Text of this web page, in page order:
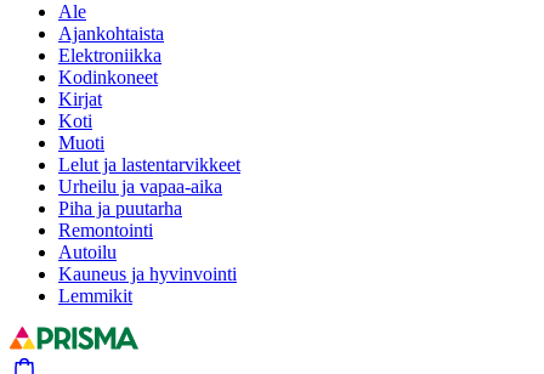
Ale
Ajankohtaista
Elektroniikka
Kodinkoneet
Kirjat
Koti
Muoti
Lelut ja lastentarvikkeet
Urheilu ja vapaa-aika
Piha ja puutarha
Remontointi
Autoilu
Kauneus ja hyvinvointi
Lemmikit